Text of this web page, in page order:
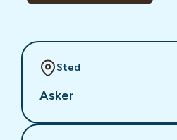
Sted
Asker